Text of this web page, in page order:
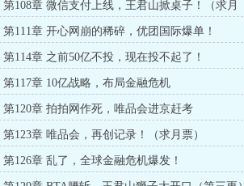
第108章 微信支付上线，王君山掀桌子！（求月
票）
第111章 开心网崩的稀碎，优团国际爆单！
第114章 之前50亿不投，现在投不起了！
第117章 10亿战略，布局金融危机
第120章 拍拍网作死，唯品会进京赶考
第123章 唯品会，再创记录！（求月票）
第126章 乱了，全球金融危机爆发！